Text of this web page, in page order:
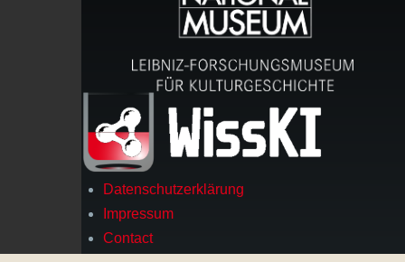
FooterDatenschutzerklärung
Impressum
Contact